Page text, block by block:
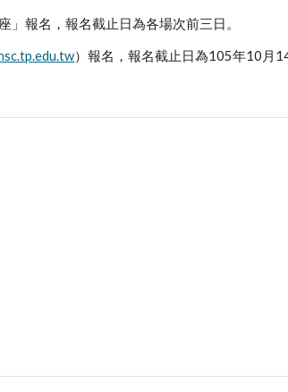
」報名，報名截止日為各場次前三日。
）報名，報名截止日為105年10月14